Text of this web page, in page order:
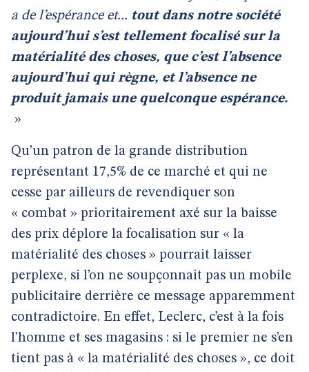
a de l’espérance et... tout dans notre société
aujourd’hui s’est tellement focalisé sur la
matérialité des choses, que c’est l’absence
aujourd’hui qui règne, et l’absence ne
produit jamais une quelconque espérance.
»
Qu’un patron de la grande distribution
représentant 17,5% de ce marché et qui ne
cesse par ailleurs de revendiquer son
« combat » prioritairement axé sur la baisse
des prix déplore la focalisation sur « la
matérialité des choses » pourrait laisser
perplexe, si l’on ne soupçonnait pas un mobile
publicitaire derrière ce message apparemment
contradictoire. En effet, Leclerc, c’est à la fois
l’homme et ses magasins : si le premier ne s’en
tient pas à « la matérialité des choses », ce doit